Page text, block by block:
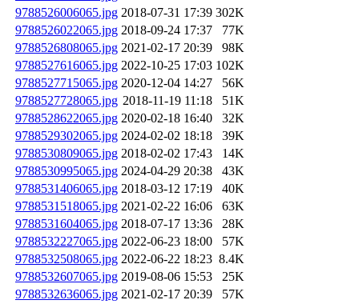
9788526006065.jpg 2018-07-31 17:39 302K
9788526022065.jpg 2018-09-24 17:37
77K
9788526808065.jpg 2021-02-17 20:39
98K
9788527616065.jpg 2022-10-25 17:03 102K
9788527715065.jpg 2020-12-04 14:27
56K
9788527728065.jpg 2018-11-19 11:18
51K
9788528622065.jpg 2020-02-18 16:40
32K
9788529302065.jpg 2024-02-02 18:18
39K
9788530809065.jpg 2018-02-02 17:43
14K
9788530995065.jpg 2024-04-29 20:38
43K
9788531406065.jpg 2018-03-12 17:19
40K
9788531518065.jpg 2021-02-22 16:06
63K
9788531604065.jpg 2018-07-17 13:36
28K
9788532227065.jpg 2022-06-23 18:00
57K
9788532508065.jpg 2022-06-22 18:23 8.4K
9788532607065.jpg 2019-08-06 15:53
25K
9788532636065.jpg 2021-02-17 20:39
57K